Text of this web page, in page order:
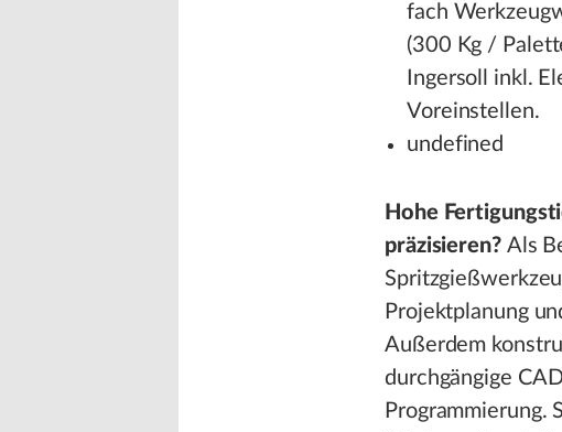
fach
(300 Kg /
Ingersoll inkl.
Voreinstellen.
undefined
Hohe
präzisieren? Als
Projektplanung
Außerdem
durchgängige
Programmierung.